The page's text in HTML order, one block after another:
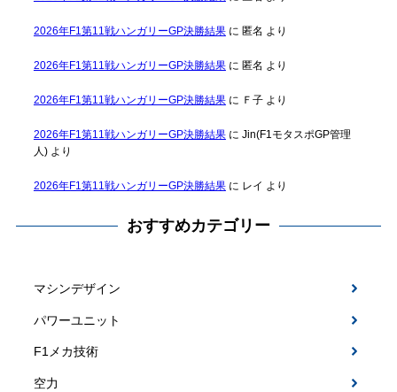
2026年F1第11戦ハンガリーGP決勝結果に 匿名 より
2026年F1第11戦ハンガリーGP決勝結果に 匿名 より
2026年F1第11戦ハンガリーGP決勝結果に Ｆ子より
2026年F1第11戦ハンガリーGP決勝結果に Jin(F1モタスポGP管理
人)より
2026年F1第11戦ハンガリーGP決勝結果に レイ より
おすすめカテゴリー
マシンデザイン
パワーユニット
F1メカ技術
空力